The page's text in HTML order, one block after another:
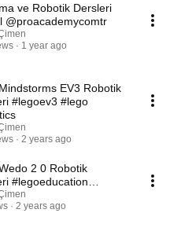
ve Robotik Dersleri
#skool @proacademycomtr
1 year ago
EV3 Robotik
#legoev3 #lego
2 years ago
2 0 Robotik
#legoeducation
#wedo2 #robotics
#kodlama
2 years ago